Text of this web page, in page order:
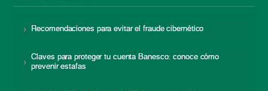
Recomendaciones para evitar el fraude cibernético
Claves para proteger tu cuenta Banesco: conoce cómo
prevenir estafas